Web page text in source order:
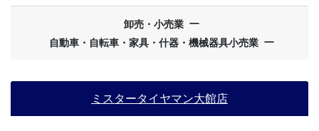
卸売・小売業 ー
自動車・自転車・家具・什器・機械器具小売業 ー
ミスタータイヤマン大館店